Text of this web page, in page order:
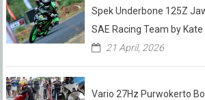
Spek Underbone 125Z
SAE Racing Team by
21 April, 2026
Vario 27Hz Purwokerto